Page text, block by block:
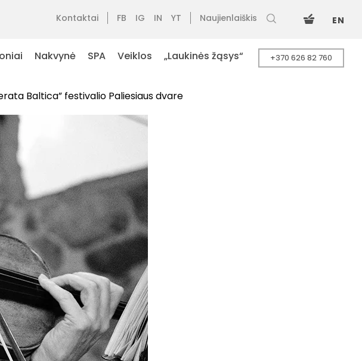
Kontaktai FB IG IN YT Naujienlaiškis EN
Nakvynė SPA Veiklos „Laukinės žąsys“ +370 626 82 760
Baltica” festivalio Paliesiaus dvare